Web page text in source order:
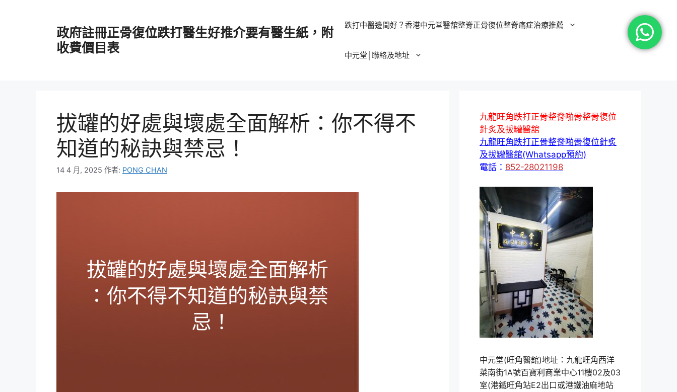
政府註冊正骨復位跌打醫生好推介要有醫生紙，附
收費價目表
跌打中醫邊間好？香港中元堂醫舘整脊正骨復位整脊痛症治療推薦
中元堂│聯絡及地址
拔罐的好處與壞處全面解析：你不得不
知道的秘訣與禁忌！
14 4 月, 2025 作者: PONG CHAN
九龍旺角跌打正骨整脊啪骨整骨復位
針炙及拔罐醫舘
九龍旺角跌打正骨整脊啪骨復位針炙
及拔罐醫舘(Whatsapp預約)
電話： 852-28021198
中元堂(旺角醫舘)地址：九龍旺角西洋
菜南街1A號百寶利商業中心11樓02及03
室(港鐵旺角站E2出口或港鐵油麻地站